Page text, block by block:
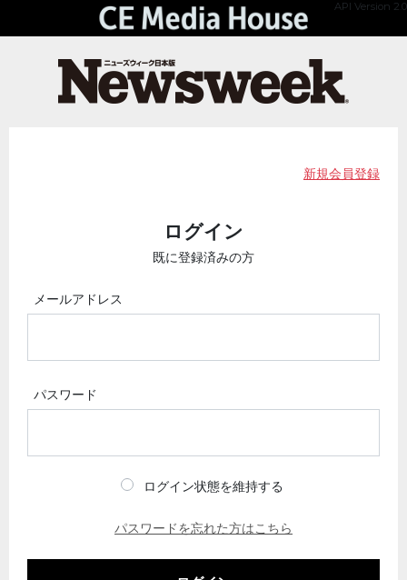
API Version 2.0
新規会員登録
ログイン
既に登録済みの方
メールアドレス
パスワード
ログイン状態を維持する
パスワードを忘れた方はこちら